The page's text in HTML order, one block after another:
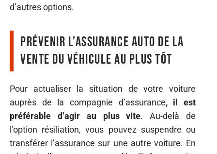
d’autres options.
Prévenir l’assurance auto de la
vente du véhicule au plus tôt
Pour actualiser la situation de votre voiture
auprès de la compagnie d’assurance, il est
préférable d’agir au plus vite. Au-delà de
l’option résiliation, vous pouvez suspendre ou
transférer l’assurance sur une autre voiture. En